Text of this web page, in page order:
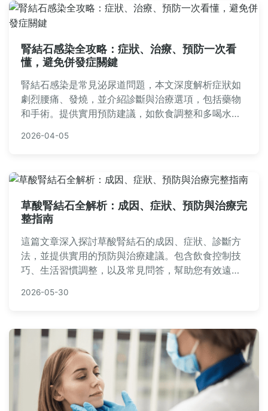
腎結石感染全攻略：症狀、治療、預防一次看
懂，避免併發症關鍵
腎結石感染是常見泌尿道問題，本文深度解析症狀如
劇烈腰痛、發燒，並介紹診斷與治療選項，包括藥物
和手術。提供實用預防建議，如飲食調整和多喝水，
果。內容基於醫學知識，適合有疑慮的讀者參考。
2026-04-05
草酸腎結石全解析：成因、症狀、預防與治療完
整指南
這篇文章深入探討草酸腎結石的成因、症狀、診斷方
法，並提供實用的預防與治療建議。包含飲食控制技
巧、生活習慣調整，以及常見問答，幫助您有效遠離
風險的讀者參考。
2026-05-30